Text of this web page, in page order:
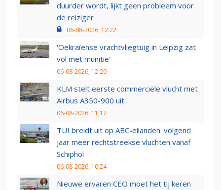
duurder wordt, lijkt geen probleem voor
de reiziger
06-08-2026, 12:22
'Oekraïense vrachtvliegtuig in Leipzig zat
vol met munitie'
06-08-2026, 12:20
KLM stelt eerste commerciële vlucht met
Airbus A350-900 uit
06-08-2026, 11:17
TUI breidt uit op ABC-eilanden: volgend
jaar meer rechtstreekse vluchten vanaf
Schiphol
06-08-2026, 10:24
Nieuwe ervaren CEO moet het tij keren